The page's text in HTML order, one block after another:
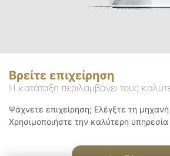
Βρείτε επιχείρηση
Η κατάταξη περιλαμβάνει τους
Ψάχνετε επιχείρηση; Ελέγξτε τη
Χρησιμοποιήστε την καλύτερη υπηρεσία